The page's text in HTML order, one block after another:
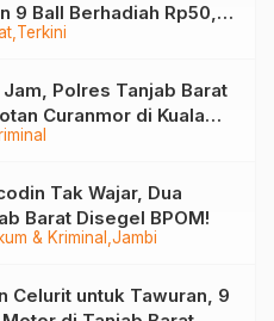
Terkini
9 Ball Berhadiah Rp50,8
Polres Tanjab Barat
Curanmor di Kuala
& Kriminal Jambi
Tak Wajar, Dua
Barat Disegel BPOM!
Celurit untuk Tawuran, 9